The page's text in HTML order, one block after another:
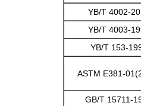
YB/T 4002-
YB/T 4003-
YB/T 153-
ASTM E381-
GB/T 15711-